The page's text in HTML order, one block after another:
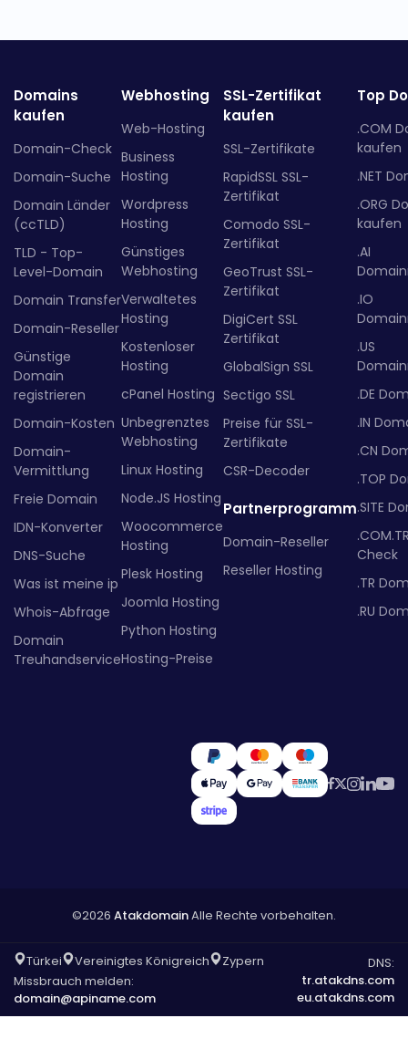
Domains
kaufen
Domain-Check
Domain-Suche
Domain Länder
(ccTLD)
TLD - Top-
Level-Domain
Domain Transfer
Domain-Reseller
Günstige
Domain
registrieren
Domain-Kosten
Domain-
Vermittlung
Freie Domain
IDN-Konverter
DNS-Suche
Was ist meine ip
Whois-Abfrage
Domain
Treuhandservice
Webhosting
Web-Hosting
Business
Hosting
Wordpress
Hosting
Günstiges
Webhosting
Verwaltetes
Hosting
Kostenloser
Hosting
cPanel Hosting
Unbegrenztes
Webhosting
Linux Hosting
Node.JS Hosting
Woocommerce
Hosting
Plesk Hosting
Joomla Hosting
Python Hosting
Hosting-Preise
SSL-Zertifikat
kaufen
SSL-Zertifikate
RapidSSL SSL-
Zertifikat
Comodo SSL-
Zertifikat
GeoTrust SSL-
Zertifikat
DigiCert SSL
Zertifikat
GlobalSign SSL
Sectigo SSL
Preise für SSL-
Zertifikate
CSR-Decoder
Partnerprogramm
Domain-Reseller
Reseller Hosting
Top
.COM
kaufen
.NET
.ORG
kaufen
.AI
.IO
.US
.DE
.IN
.CN
.TOP
.SITE
Check
.TR
.RU
©2026 AtakdomainAlle Rechte vorbehalten.
Türkei Vereinigtes Königreich
Zypern
Missbrauch melden:
domain@apiname.com
DNS:
tr.atakdns.com
eu.atakdns.com